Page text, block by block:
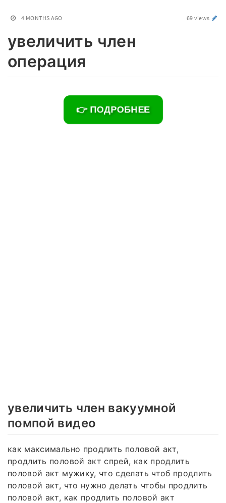
4 MONTHS AGO 69 views
увеличить член
операция
👉 ПОДРОБНЕЕ
увеличить член вакуумной
помпой видео
как максимально продлить половой акт,
продлить половой акт спрей, как продлить
половой акт мужику, что сделать чтоб продлить
половой акт, что нужно делать чтобы продлить
половой акт, как продлить половой акт